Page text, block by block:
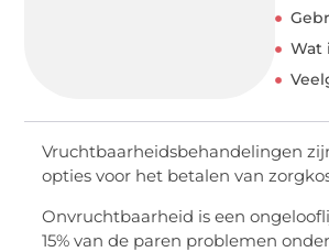
Wat
Vruchtbaarheidsbehandelingen
opties voor het betalen van
Onvruchtbaarheid is een
15% van de paren problemen